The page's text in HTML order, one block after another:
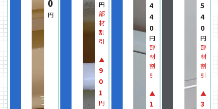
0
円
円
部
材
割
引
▲
9
0
1
円
4
4
0
円
部
材
割
引
▲
1
5
4
0
円
部
材
割
引
▲
3